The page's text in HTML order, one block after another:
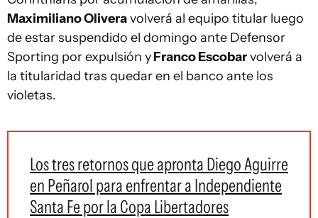
Maximiliano Oliveravolverá al equipo titular luego
de estar suspendido el domingo ante Defensor
Sporting por expulsión yFranco Escobarvolverá a
la titularidad tras quedar en el banco ante los
violetas.
Los tres retornos que apronta Diego Aguirre
en Peñarol para enfrentar a Independiente
Santa Fe por la Copa Libertadores